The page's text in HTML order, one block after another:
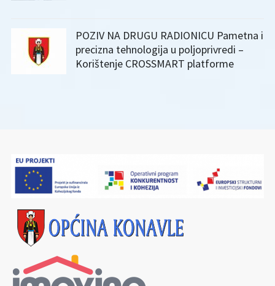
POZIV NA DRUGU RADIONICU Pametna i
precizna tehnologija u poljoprivredi –
Korištenje CROSSMART platforme